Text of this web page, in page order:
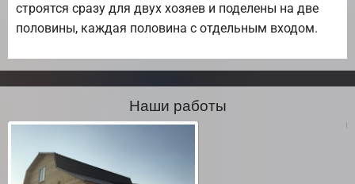
строятся сразу для двух хозяев и поделены на две
половины, каждая половина с отдельным входом.
Наши работы